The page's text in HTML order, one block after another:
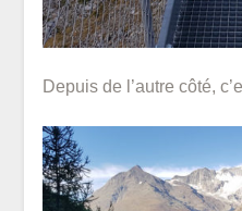
Depuis de l’autre côté,